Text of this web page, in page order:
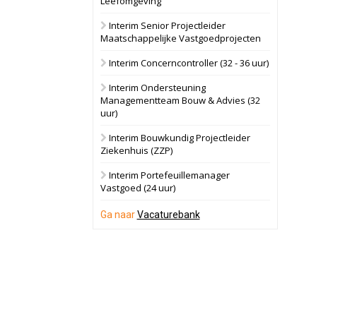
28 september 2026
Grootschalig
bedrijventerrein
Bekijk
Schuinesloot
27 augustus 2026 Binnenvaartschip
17 september 2026
17 september 2026
Voormalig
Interim Senior Projectleider
Maatschappelijke Vastgoedprojecten
Interim Concerncontroller (32 - 36 uur)
Interim Ondersteuning
Managementteam Bouw & Advies (32
uur)
Interim Bouwkundig Projectleider
Ziekenhuis (ZZP)
Interim Portefeuillemanager
Vastgoed (24 uur)
Ga naarVacaturebank